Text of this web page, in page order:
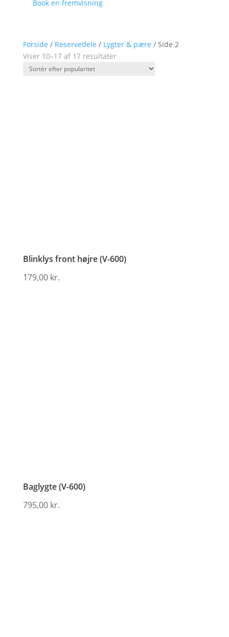
Book en fremvisning
Forside / Reservedele / Lygter & pære / Side 2
Viser 10–17 af 17 resultater
Blinklys front højre (V-600)
179,00 kr.
Baglygte (V-600)
795,00 kr.